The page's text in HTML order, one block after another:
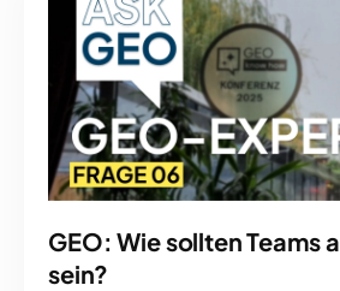
GEO: Wie sollten Teams
sein?